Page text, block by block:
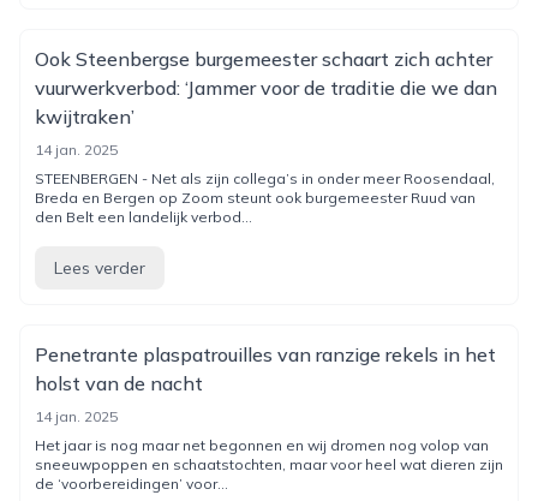
Ook Steenbergse burgemeester schaart zich achter
vuurwerkverbod: ‘Jammer voor de traditie die we dan
kwijtraken’
14 jan. 2025
STEENBERGEN - Net als zijn collega’s in onder meer Roosendaal,
Breda en Bergen op Zoom steunt ook burgemeester Ruud van
den Belt een landelijk verbod...
Lees verder
Penetrante plaspatrouilles van ranzige rekels in het
holst van de nacht
14 jan. 2025
Het jaar is nog maar net begonnen en wij dromen nog volop van
sneeuwpoppen en schaatstochten, maar voor heel wat dieren zijn
de ‘voorbereidingen’ voor...